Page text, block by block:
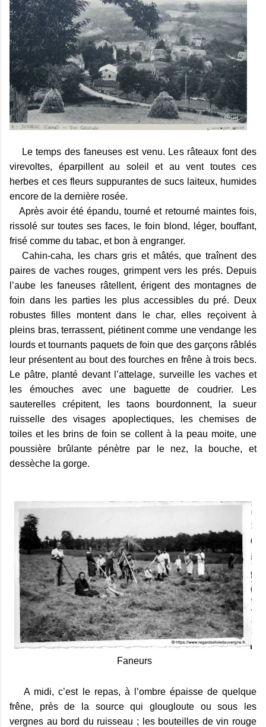
Le temps des faneuses est venu. Les râteaux font des
virevoltes, éparpillent au soleil et au vent toutes ces
herbes et ces fleurs suppurantes de sucs laiteux, humides
encore de la dernière rosée.
Après avoir été épandu, tourné et retourné maintes fois,
rissolé sur toutes ses faces, le foin blond, léger, bouffant,
frisé comme du tabac, et bon à engranger.
Cahin-caha, les chars gris et mâtés, que traînent des
paires de vaches rouges, grimpent vers les prés. Depuis
l’aube les faneuses râtellent, érigent des montagnes de
foin dans les parties les plus accessibles du pré. Deux
robustes filles montent dans le char, elles reçoivent à
pleins bras, terrassent, piétinent comme une vendange les
lourds et tournants paquets de foin que des garçons râblés
leur présentent au bout des fourches en frêne à trois becs.
Le pâtre, planté devant l’attelage, surveille les vaches et
les émouches avec une baguette de coudrier. Les
sauterelles crépitent, les taons bourdonnent, la sueur
ruisselle des visages apoplectiques, les chemises de
toiles et les brins de foin se collent à la peau moite, une
poussière brûlante pénètre par le nez, la bouche, et
dessèche la gorge.
Faneurs
A midi, c’est le repas, à l’ombre épaisse de quelque
frêne, près de la source qui glougloute ou sous les
vergnes au bord du ruisseau ; les bouteilles de vin rouge